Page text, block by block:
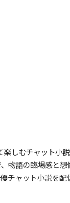
しむチャット小
物語の臨場感と
チャット小説を配